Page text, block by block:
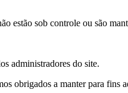
estão sob controle ou são
administradores do site.
obrigados a manter para fins